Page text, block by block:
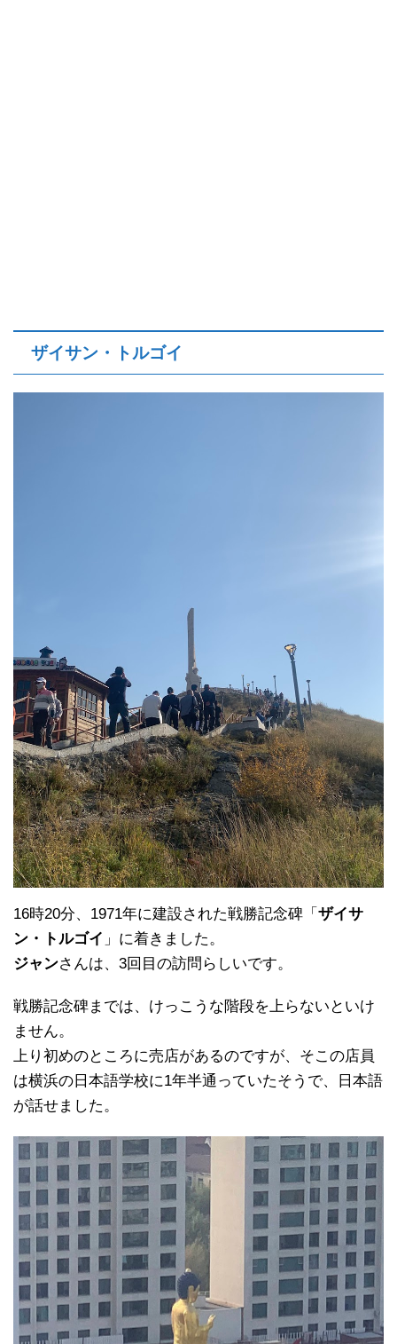
ザイサン・トルゴイ
16時20分、1971年に建設された戦勝記念碑「 ザイサ
ン・トルゴイ 」に着きました。
ジャンさんは、3回目の訪問らしいです。
戦勝記念碑までは、けっこうな階段を上らないといけ
ません。
上り初めのところに売店があるのですが、そこの店員
は横浜の日本語学校に1年半通っていたそうで、日本語
が話せました。